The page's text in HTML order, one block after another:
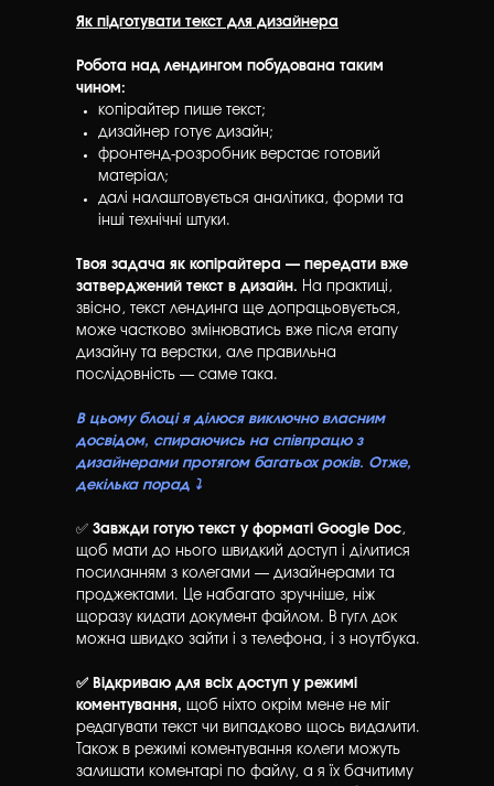
Як підготувати текст для дизайнера
Робота над лендингом побудована таким
чином:
копірайтер пише текст;
дизайнер готує дизайн;
фронтенд-розробник верстає готовий
матеріал;
далі налаштовується аналітика, форми та
інші технічні штуки.
Твоя задача як копірайтера — передати вже
затверджений текст в дизайн. На практиці,
звісно, текст лендинга ще допрацьовується,
може частково змінюватись вже після етапу
дизайну та верстки, але правильна
послідовність — саме така.
В цьому блоці я ділюся виключно власним
досвідом, спираючись на співпрацю з
дизайнерами протягом багатьох років. Отже,
декілька порад ⤵️
✅ Завжди готую текст у форматі Google Doc,
щоб мати до нього швидкий доступ і ділитися
посиланням з колегами — дизайнерами та
проджектами. Це набагато зручніше, ніж
щоразу кидати документ файлом. В гугл док
можна швидко зайти і з телефона, і з ноутбука.
✅ Відкриваю для всіх доступ у режимі
коментування, щоб ніхто окрім мене не міг
редагувати текст чи випадково щось видалити.
Також в режимі коментування колеги можуть
залишати коментарі по файлу, а я їх бачитиму